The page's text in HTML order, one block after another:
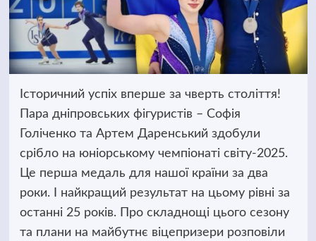
Історичний успіх вперше за чверть століття!
Пара дніпровських фігуристів – Софія
Голіченко та Артем Даренський здобули
срібло на юніорському чемпіонаті світу-2025.
Це перша медаль для нашої країни за два
роки. І найкращий результат на цьому рівні за
останні 25 років. Про складнощі цього сезону
та плани на майбутнє віцепризери розповіли